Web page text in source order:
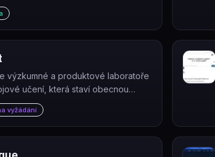
automaticky vytvoří
vizuální mapu.
výzkumné a produktové laboratoře
učení, která staví obecnou
tím, že umožňuje kreativní
mezi lidmi a počítači.
vyžádání